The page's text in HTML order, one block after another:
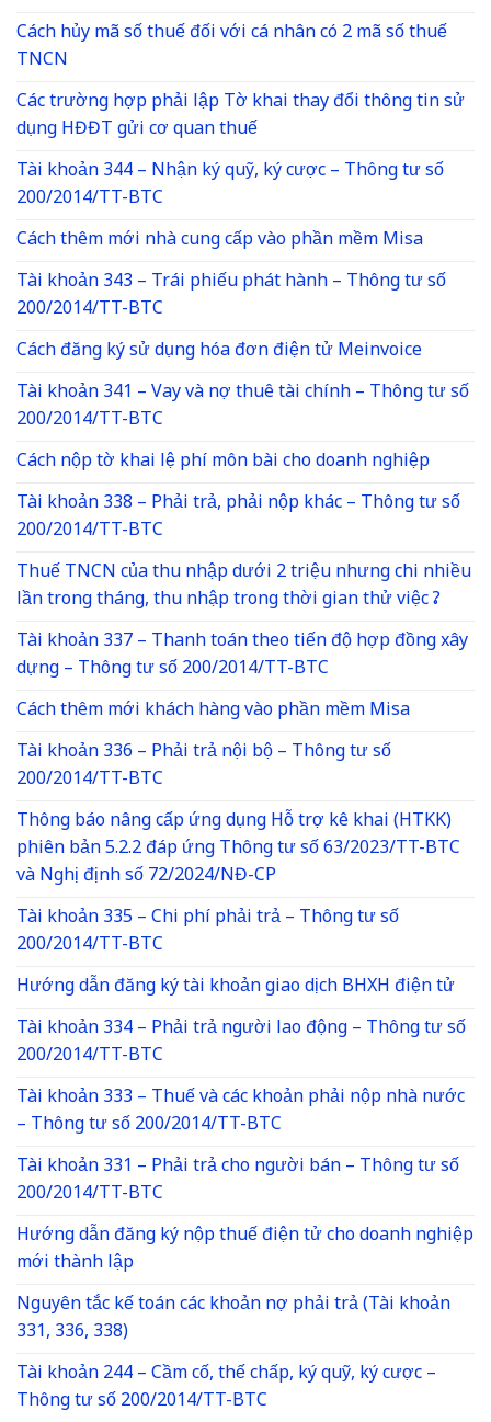
Cách hủy mã số thuế đối với cá nhân có 2 mã số thuế
TNCN
Các trường hợp phải lập Tờ khai thay đổi thông tin sử
dụng HĐĐT gửi cơ quan thuế
Tài khoản 344 – Nhận ký quỹ, ký cược – Thông tư số
200/2014/TT-BTC
Cách thêm mới nhà cung cấp vào phần mềm Misa
Tài khoản 343 – Trái phiếu phát hành – Thông tư số
200/2014/TT-BTC
Cách đăng ký sử dụng hóa đơn điện tử Meinvoice
Tài khoản 341 – Vay và nợ thuê tài chính – Thông tư số
200/2014/TT-BTC
Cách nộp tờ khai lệ phí môn bài cho doanh nghiệp
Tài khoản 338 – Phải trả, phải nộp khác – Thông tư số
200/2014/TT-BTC
Thuế TNCN của thu nhập dưới 2 triệu nhưng chi nhiều
lần trong tháng, thu nhập trong thời gian thử việc ?
Tài khoản 337 – Thanh toán theo tiến độ hợp đồng xây
dựng – Thông tư số 200/2014/TT-BTC
Cách thêm mới khách hàng vào phần mềm Misa
Tài khoản 336 – Phải trả nội bộ – Thông tư số
200/2014/TT-BTC
Thông báo nâng cấp ứng dụng Hỗ trợ kê khai (HTKK)
phiên bản 5.2.2 đáp ứng Thông tư số 63/2023/TT-BTC
và Nghị định số 72/2024/NĐ-CP
Tài khoản 335 – Chi phí phải trả – Thông tư số
200/2014/TT-BTC
Hướng dẫn đăng ký tài khoản giao dịch BHXH điện tử
Tài khoản 334 – Phải trả người lao động – Thông tư số
200/2014/TT-BTC
Tài khoản 333 – Thuế và các khoản phải nộp nhà nước
– Thông tư số 200/2014/TT-BTC
Tài khoản 331 – Phải trả cho người bán – Thông tư số
200/2014/TT-BTC
Hướng dẫn đăng ký nộp thuế điện tử cho doanh nghiệp
mới thành lập
Nguyên tắc kế toán các khoản nợ phải trả (Tài khoản
331, 336, 338)
Tài khoản 244 – Cầm cố, thế chấp, ký quỹ, ký cược –
Thông tư số 200/2014/TT-BTC